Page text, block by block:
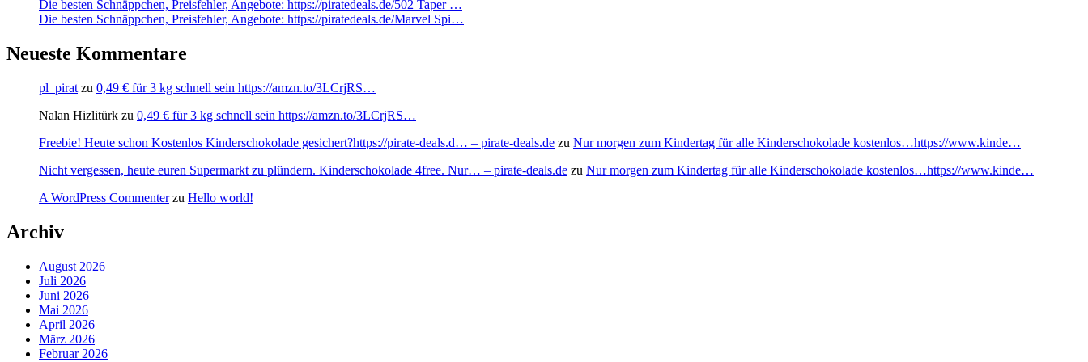
Die besten Schnäppchen, Preisfehler, Angebote: https://piratedeals.de/502 Taper …
Die besten Schnäppchen, Preisfehler, Angebote: https://piratedeals.de/Marvel Spi…
Neueste Kommentare
pl_pirat zu 0,49 € für 3 kg schnell sein https://amzn.to/3LCrjRS…
Nalan Hizlitürk zu 0,49 € für 3 kg schnell sein https://amzn.to/3LCrjRS…
Freebie! Heute schon Kostenlos Kinderschokolade gesichert?https://pirate-deals.d… – pirate-deals.de zu Nur morgen zum Kindertag für alle Kinderschokolade kostenlos…https://www.kinde…
Nicht vergessen, heute euren Supermarkt zu plündern. Kinderschokolade 4free. Nur… – pirate-deals.de zu Nur morgen zum Kindertag für alle Kinderschokolade kostenlos…https://www.kinde…
A WordPress Commenterzu Hello world!
Archiv
August 2026
Juli 2026
Juni 2026
Mai 2026
April 2026
März 2026
Februar 2026